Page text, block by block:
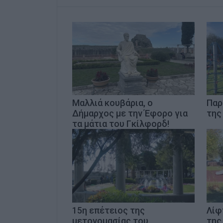
Μαλλιά κουβάρια, ο
Δήμαρχος με την Έφορο για
τα μάτια του Γκίλφορδ!
15η επέτειος της
μετονομασίας του